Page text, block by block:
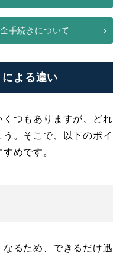
手続きについて
よる違い
つもありますが、どれ
。そこで、以下のポイ
めです。
るため、できるだけ迅